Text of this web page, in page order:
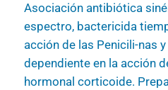
Asociación antibiótica
espectro, bactericida
acción de las Penicili-nas
dependiente en la acción
hormonal corticoide.